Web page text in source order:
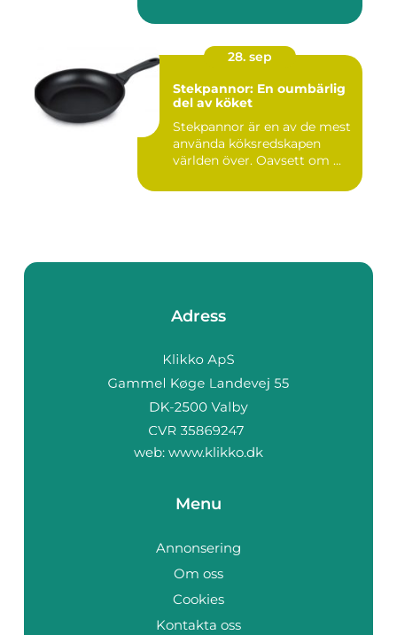
28. sep
Stekpannor: En oumbärlig
del av köket
Stekpannor är en av de mest
använda köksredskapen
världen över. Oavsett om ...
Adress
web: www.klikko.dk
Menu
Annonsering
Om oss
Cookies
Kontakta oss